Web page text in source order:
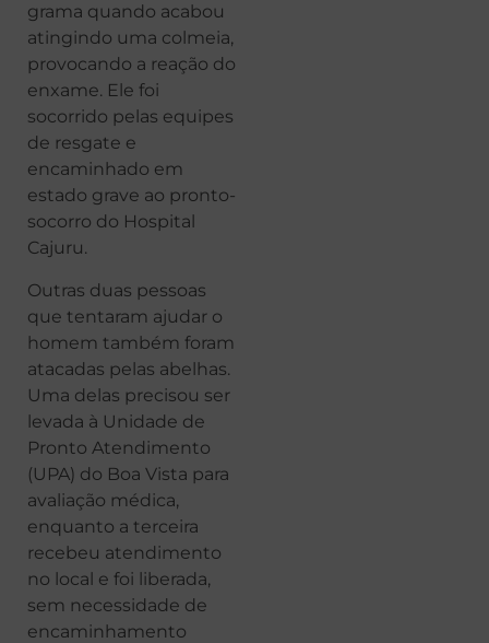
grama quando acabou
atingindo uma colmeia,
provocando a reação do
enxame. Ele foi
socorrido pelas equipes
de resgate e
encaminhado em
estado grave ao pronto-
socorro do Hospital
Cajuru.
Outras duas pessoas
que tentaram ajudar o
homem também foram
atacadas pelas abelhas.
Uma delas precisou ser
levada à Unidade de
Pronto Atendimento
(UPA) do Boa Vista para
avaliação médica,
enquanto a terceira
recebeu atendimento
no local e foi liberada,
sem necessidade de
encaminhamento